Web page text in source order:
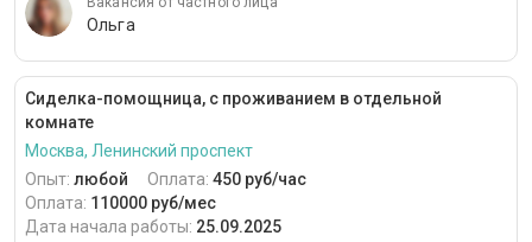
Ольга
Сиделка-помощница, с проживанием в отдельной
комнате
Москва, Ленинский проспект
Опыт: любой Оплата: 450 руб/час
Оплата: 110000 руб/мес
Дата начала работы: 25.09.2025